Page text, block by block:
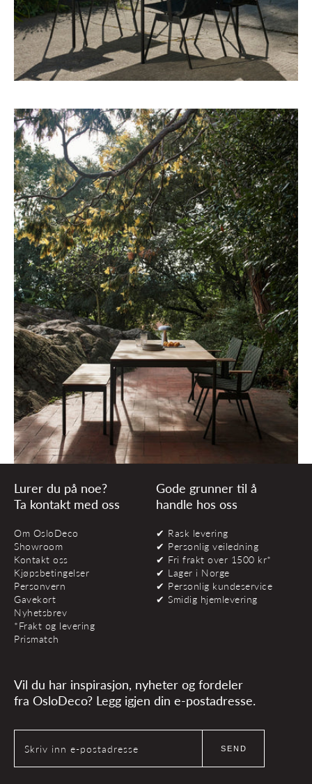
Lurer du på noe?
Ta kontakt med oss
Om OsloDeco
Showroom
Kontakt oss
Kjøpsbetingelser
Personvern
Gavekort
Nyhetsbrev
*Frakt og levering
Prismatch
Gode grunner til å
handle hos oss
✔ Rask levering
✔ Personlig veiledning
✔ Fri frakt over 1500 kr*
✔ Lager i Norge
✔ Personlig kundeservice
✔ Smidig hjemlevering
Vil du har inspirasjon, nyheter og fordeler
fra OsloDeco? Legg igjen din e-postadresse.
Skriv inn e-postadresse SEND